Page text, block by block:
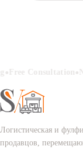
•Free Consultation •
Логистическая и
продавцов,